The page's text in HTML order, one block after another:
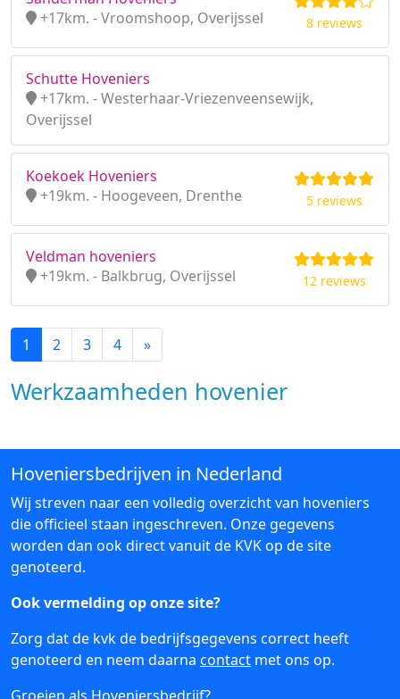
+17km. - Vroomshoop, Overijssel
8 reviews
Schutte Hoveniers
+17km. - Westerhaar-Vriezenveensewijk,
Overijssel
Koekoek Hoveniers
+19km. - Hoogeveen, Drenthe
5 reviews
Veldman hoveniers
+19km. - Balkbrug, Overijssel
12 reviews
1 2 3 4 »
Werkzaamheden hovenier
Hoveniersbedrijven in Nederland
Wij streven naar een volledig overzicht van hoveniers
die officieel staan ingeschreven. Onze gegevens
worden dan ook direct vanuit de KVK op de site
genoteerd.
Ook vermelding op onze site?
Zorg dat de kvk de bedrijfsgegevens correct heeft
genoteerd en neem daarna contact met ons op.